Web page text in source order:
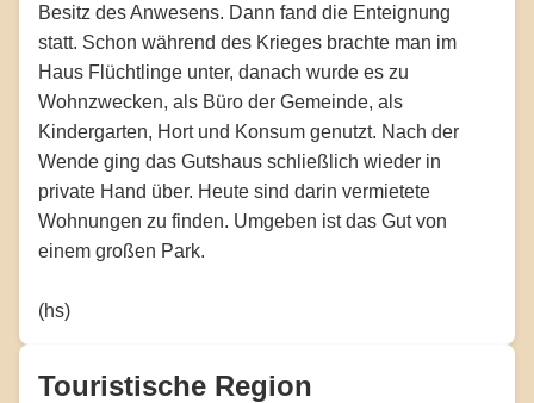
Besitz des Anwesens. Dann fand die Enteignung
statt. Schon während des Krieges brachte man im
Haus Flüchtlinge unter, danach wurde es zu
Wohnzwecken, als Büro der Gemeinde, als
Kindergarten, Hort und Konsum genutzt. Nach der
Wende ging das Gutshaus schließlich wieder in
private Hand über. Heute sind darin vermietete
Wohnungen zu finden. Umgeben ist das Gut von
einem großen Park.
(hs)
Touristische Region